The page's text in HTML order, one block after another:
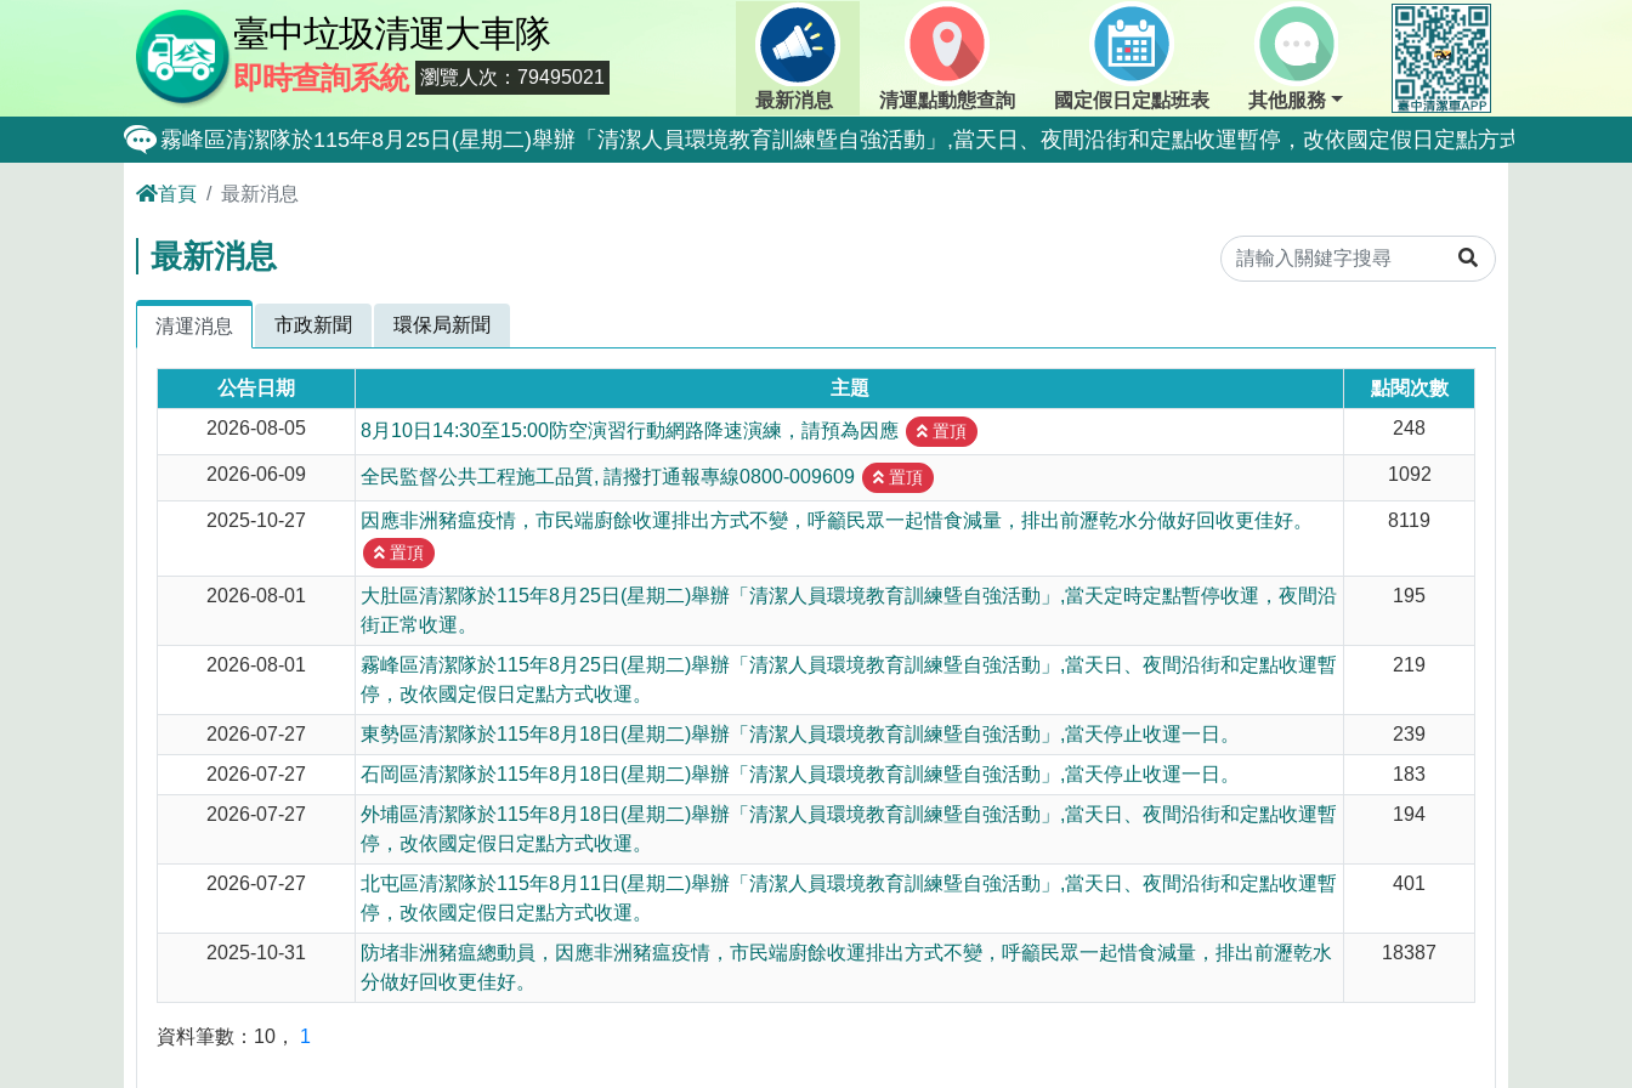
臺中垃圾清運大車隊
即時查詢系統 瀏覽人次：79495021
最新消息
清運點動態查詢 國定假日定點班表 其他服務
霧峰區清潔隊於115年8月25日(星期二)舉辦「清潔人員環境教育訓練曁自強活動」,當天日、夜間沿街和定點收運暫停，改依國定假日定點方式收運。
大肚區清潔隊於115年8月25日(星期二)舉辦「清潔人員環境教育訓練曁自強活動」,當天定時定點暫停收運，夜間沿街正常收運。
北屯區清潔隊於115年8月11日(星期二)舉辦「清潔人員環境教育訓練曁自強活動」,當天日、夜間沿街和定點收運暫停，改依國定假日定點方式收運。
外埔區清潔隊於115年8月18日(星期二)舉辦「清潔人員環境教育訓練曁自強活動」,當天日、夜間沿街和定點收運暫停，改依國定假日定點方式收運。
石岡區清潔隊於115年8月18日(星期二)舉辦「清潔人員環境教育訓練曁自強活動」,當天停止收運一日。
東勢區清潔隊於115年8月18日(星期二)舉辦「清潔人員環境教育訓練曁自強活動」,當天停止收運一日。
全民監督公共工程施工品質, 請撥打通報專線0800-009609
防堵非洲豬瘟總動員，因應非洲豬瘟疫情，市民端廚餘收運排出方式不變，呼籲民眾一起惜食減量，排出前瀝乾水分做好回收更佳好。
因應非洲豬瘟疫情，市民端廚餘收運排出方式不變，呼籲民眾一起惜食減量，排出前瀝乾水分做好回收更佳好。
8月10日14:30至15:00防空演習行動網路降速演練，請預為因應
首頁 最新消息
最新消息
清運消息 市政新聞 環保局新聞
公告日期 主題
點閱次數
2026-08-05
8月10日14:30至15:00防空演習行動網路降速演練，請預為因應 置頂 248
2026-06-09 全民監督公共工程施工品質, 請撥打通報專線0800-009609 置頂 1092
2025-10-27 因應非洲豬瘟疫情，市民端廚餘收運排出方式不變，呼籲民眾一起惜食減量，排出前瀝乾水分做好回收更佳好。
置頂
8119
2026-08-01
大肚區清潔隊於115年8月25日(星期二)舉辦「清潔人員環境教育訓練曁自強活動」,當天定時定點暫停收運，夜間沿
街正常收運。
195
2026-08-01
霧峰區清潔隊於115年8月25日(星期二)舉辦「清潔人員環境教育訓練曁自強活動」,當天日、夜間沿街和定點收運暫
停，改依國定假日定點方式收運。
219
2026-07-27 東勢區清潔隊於115年8月18日(星期二)舉辦「清潔人員環境教育訓練曁自強活動」,當天停止收運一日。
239
2026-07-27
石岡區清潔隊於115年8月18日(星期二)舉辦「清潔人員環境教育訓練曁自強活動」,當天停止收運一日。
183
2026-07-27
外埔區清潔隊於115年8月18日(星期二)舉辦「清潔人員環境教育訓練曁自強活動」,當天日、夜間沿街和定點收運暫
停，改依國定假日定點方式收運。
194
2026-07-27
北屯區清潔隊於115年8月11日(星期二)舉辦「清潔人員環境教育訓練曁自強活動」,當天日、夜間沿街和定點收運暫
停，改依國定假日定點方式收運。
401
2025-10-31
防堵非洲豬瘟總動員，因應非洲豬瘟疫情，市民端廚餘收運排出方式不變，呼籲民眾一起惜食減量，排出前瀝乾水
分做好回收更佳好。
18387
資料筆數： 10 ， 1